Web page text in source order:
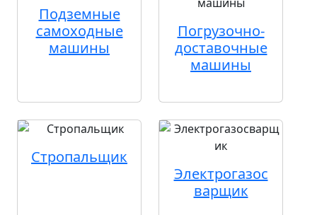
Подземные
самоходные
машины
Погрузочно-
доставочные
машины
Стропальщик
Электрогазос
варщик